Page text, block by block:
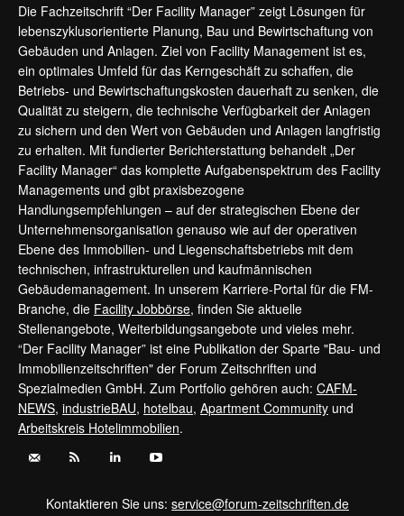
Die Fachzeitschrift “Der Facility Manager” zeigt Lösungen für
lebenszyklusorientierte Planung, Bau und Bewirtschaftung von
Gebäuden und Anlagen. Ziel von Facility Management ist es,
ein optimales Umfeld für das Kerngeschäft zu schaffen, die
Betriebs- und Bewirtschaftungskosten dauerhaft zu senken, die
Qualität zu steigern, die technische Verfügbarkeit der Anlagen
zu sichern und den Wert von Gebäuden und Anlagen langfristig
zu erhalten. Mit fundierter Berichterstattung behandelt „Der
Facility Manager“ das komplette Aufgabenspektrum des Facility
Managements und gibt praxisbezogene
Handlungsempfehlungen – auf der strategischen Ebene der
Unternehmensorganisation genauso wie auf der operativen
Ebene des Immobilien- und Liegenschaftsbetriebs mit dem
technischen, infrastrukturellen und kaufmännischen
Gebäudemanagement. In unserem Karriere-Portal für die FM-
Branche, die Facility Jobbörse, finden Sie aktuelle
Stellenangebote, Weiterbildungsangebote und vieles mehr.
“Der Facility Manager” ist eine Publikation der Sparte "Bau- und
Immobilienzeitschriften" der Forum Zeitschriften und
Spezialmedien GmbH. Zum Portfolio gehören auch: CAFM-
NEWS, industrieBAU, hotelbau, Apartment Community und
Arbeitskreis Hotelimmobilien.
Kontaktieren Sie uns:service@forum-zeitschriften.de